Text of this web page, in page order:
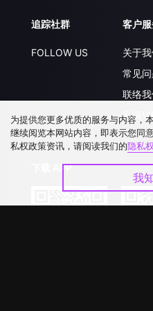
追踪社群
FOLLOW US
客户
关于
常见问
联络我
升级
下载 APP
为提供您更多优质的服务与内容，
继续阅览本网站内容，即表示您同
私权政策资讯，请阅读我们的隐私
我